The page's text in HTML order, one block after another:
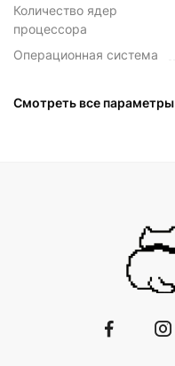
Количество ядер
процессора
Операционная система
Смотреть все параметры